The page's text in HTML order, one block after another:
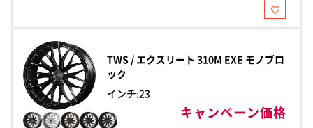
TWS / エクスリート 310M EXE モノブロ
ック
インチ:23
キャンペーン価格